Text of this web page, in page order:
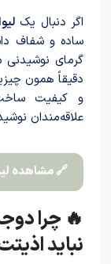
اگر دنبال یک
ساده و شفاف
گرمای
دقیقاً همون
و کیفیت
علاقه‌مندان
🔗 مشاهده
🔥 چرا
نباید